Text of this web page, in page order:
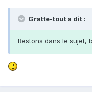
Gratte-tout a dit :
Restons dans le sujet,